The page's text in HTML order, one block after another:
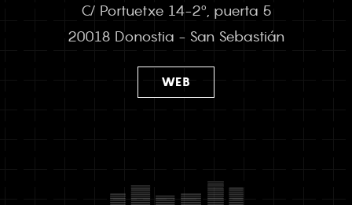
C/ Portuetxe 14-2º, puerta 5
20018 Donostia - San Sebastián
WEB